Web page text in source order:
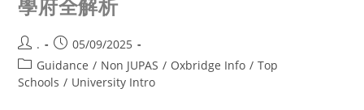
學府全解析
.
05/09/2025
Guidance / Non JUPAS / Oxbridge Info / Top
Schools / University Intro